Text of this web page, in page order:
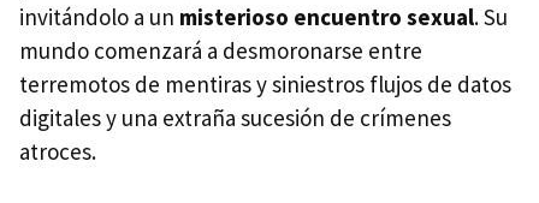
invitándolo a un misterioso encuentro sexual. Su
mundo comenzará a desmoronarse entre
terremotos de mentiras y siniestros flujos de datos
digitales y una extraña sucesión de crímenes
atroces.